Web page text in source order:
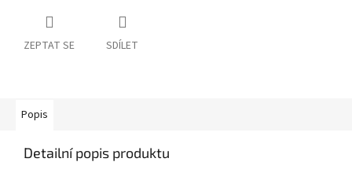
ZEPTAT SE SDÍLET
Popis
Detailní popis produktu